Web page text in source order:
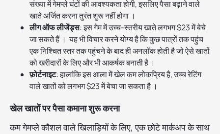
संख्या में गेमप्ले घंटों की आवश्यकता होगी, इसलिए पैसा बढ़ाने वाले
खाते अर्जित करना तुरंत शुरू नहीं होगा ।
लीग ऑफ लीजेंड्स: इस गेम में उच्च-स्तरीय खाते लगभग $23 में बेचे
जा सकते हैं । यह भी विचार करने योग्य है कि कुछ पात्रों तक पहुंच
एक निश्चित स्तर तक पहुंचने के बाद ही अनलॉक होती है जो ऐसे खातों
को खरीदारों के लिए और भी आकर्षक बनाती है ।
फ़ोर्टनाइट: हालांकि इस आला में खेल कम लोकप्रिय है, उच्च रेटिंग
वाले खातों को लगभग $23 में बेचा जा सकता है ।
खेल खातों पर पैसा कमाना शुरू करना
कम गेमप्ले कौशल वाले खिलाड़ियों के लिए, एक छोटे मार्कअप के साथ